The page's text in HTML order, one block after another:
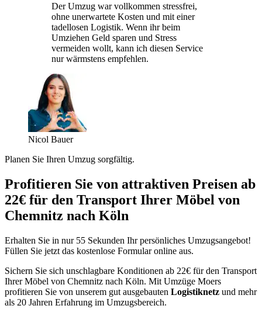
Der Umzug war vollkommen stressfrei,
ohne unerwartete Kosten und mit einer
tadellosen Logistik. Wenn ihr beim
Umziehen Geld sparen und Stress
vermeiden wollt, kann ich diesen Service
nur wärmstens empfehlen.
Nicol Bauer
Planen Sie Ihren Umzug sorgfältig.
Profitieren Sie von attraktiven Preisen ab
22€ für den Transport Ihrer Möbel von
Chemnitz nach Köln
Erhalten Sie in nur 55 Sekunden Ihr persönliches Umzugsangebot!
Füllen Sie jetzt das kostenlose Formular online aus.
Sichern Sie sich unschlagbare Konditionen ab 22€ für den Transport
Ihrer Möbel von Chemnitz nach Köln. Mit Umzüge Moers
profitieren Sie von unserem gut ausgebauten Logistiknetz und mehr
als 20 Jahren Erfahrung im Umzugsbereich.